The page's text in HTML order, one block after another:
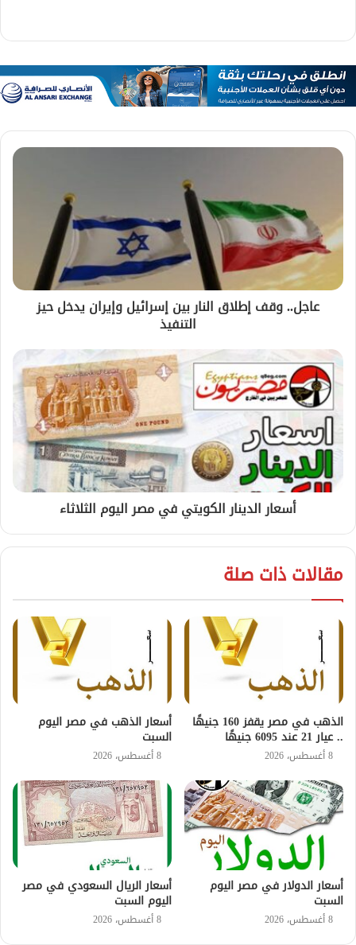
عاجل.. وقف إطلاق النار بين إسرائيل وإيران يدخل حيز
التنفيذ
أسعار الدينار الكويتي في مصر اليوم الثلاثاء
مقالات ذات صلة
الذهب في مصر يقفز 160 جنيهًا
.. عيار 21 عند 6095 جنيهًا
8 أغسطس، 2026
أسعار الذهب في مصر اليوم
السبت
8 أغسطس، 2026
أسعار الدولار في مصر اليوم
السبت
8 أغسطس، 2026
أسعار الريال السعودي في مصر
اليوم السبت
8 أغسطس، 2026